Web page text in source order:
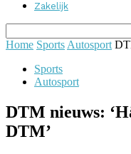
Zakelijk
Home Sports Autosport
Sports
Autosport
DTM nieuws:
DTM’